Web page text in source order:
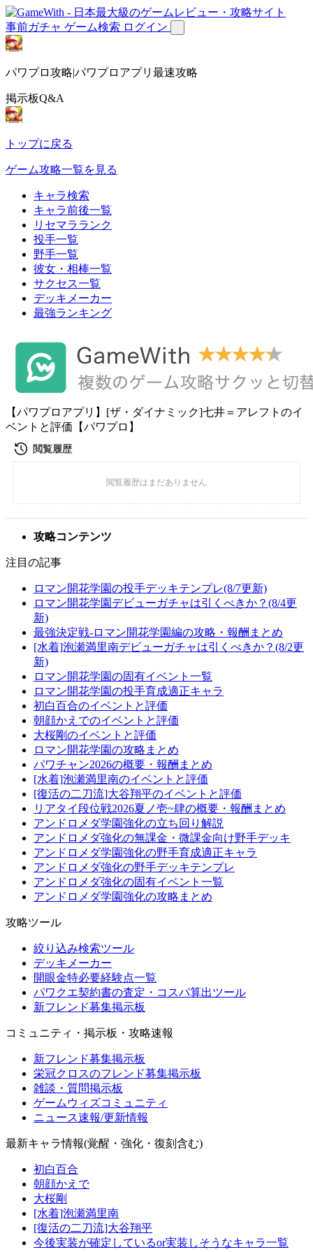
事前ガチャ ゲーム検索 ログイン
パワプロ攻略|パワプロアプリ最速攻略
掲示板Q&A
トップに戻る
ゲーム攻略一覧を見る
キャラ検索
キャラ前後一覧
リセマラランク
投手一覧
野手一覧
彼女・相棒一覧
サクセス一覧
デッキメーカー
最強ランキング
【パワプロアプリ】[ザ・ダイナミック]七井＝アレフトのイ
ベントと評価【パワプロ】
攻略コンテンツ
注目の記事
ロマン開花学園の投手デッキテンプレ(8/7更新)
ロマン開花学園デビューガチャは引くべきか？(8/4更
新)
最強決定戦-ロマン開花学園編の攻略・報酬まとめ
[水着]泡瀬満里南デビューガチャは引くべきか？(8/2更
新)
ロマン開花学園の固有イベント一覧
ロマン開花学園の投手育成適正キャラ
初白百合のイベントと評価
朝顔かえでのイベントと評価
大桜剛のイベントと評価
ロマン開花学園の攻略まとめ
パワチャン2026の概要・報酬まとめ
[水着]泡瀬満里南のイベントと評価
[復活の二刀流]大谷翔平のイベントと評価
リアタイ段位戦2026夏ノ壱~肆の概要・報酬まとめ
アンドロメダ学園強化の立ち回り解説
アンドロメダ強化の無課金・微課金向け野手デッキ
アンドロメダ学園強化の野手育成適正キャラ
アンドロメダ強化の野手デッキテンプレ
アンドロメダ強化の固有イベント一覧
アンドロメダ学園強化の攻略まとめ
攻略ツール
絞り込み検索ツール
デッキメーカー
開眼金特必要経験点一覧
パワクエ契約書の査定・コスパ算出ツール
新フレンド募集掲示板
コミュニティ・掲示板・攻略速報
新フレンド募集掲示板
栄冠クロスのフレンド募集掲示板
雑談・質問掲示板
ゲームウィズコミュニティ
ニュース速報/更新情報
最新キャラ情報(覚醒・強化・復刻含む)
初白百合
朝顔かえで
大桜剛
[水着]泡瀬満里南
[復活の二刀流]大谷翔平
今後実装が確定しているor実装しそうなキャラ一覧